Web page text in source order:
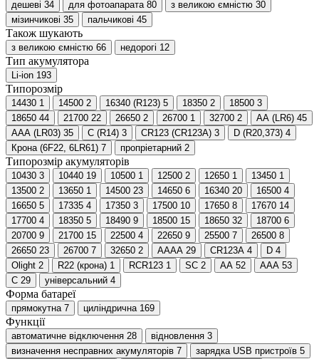
дешеві 34 для фотоапарата 80 з великою ємністю 30
мізинчикові 35 пальчикові 45
Також шукають
з великою ємністю 66 недорогі 12
Тип акумулятора
Li-ion 193
Типорозмір
14430 1 14500 2 16340 (R123) 5 18350 2 18500 3
18650 44 21700 22 26650 2 26700 1 32700 2 AA (LR6) 45
AAA (LR03) 35 C (R14) 3 CR123 (CR123A) 3 D (R20,373) 4
Крона (6F22, 6LR61) 7 пропріетарний 2
Типорозмір акумуляторів
10430 3 10440 19 10500 1 12500 2 12650 1 13450 1
13500 2 13650 1 14500 23 14650 6 16340 20 16500 4
16650 5 17335 4 17350 3 17500 10 17650 8 17670 14
17700 4 18350 5 18490 9 18500 15 18650 32 18700 6
20700 9 21700 15 22500 4 22650 9 25500 7 26500 8
26650 23 26700 7 32650 2 AAAA 29 CR123A 4 D 4
Olight 2 R22 (крона) 1 RCR123 1 SC 2 АА 52 ААА 53
С 29 універсальний 4
Форма батареї
прямокутна 7 циліндрична 169
Функції
автоматичне відключення 28 відновлення 3
визначення несправних акумуляторів 7 зарядка USB пристроїв 5